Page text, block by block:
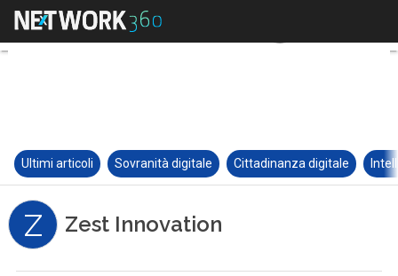
Ultimi articoli Sovranità digitale Cittadinanza digitale
Z Zest Innovation